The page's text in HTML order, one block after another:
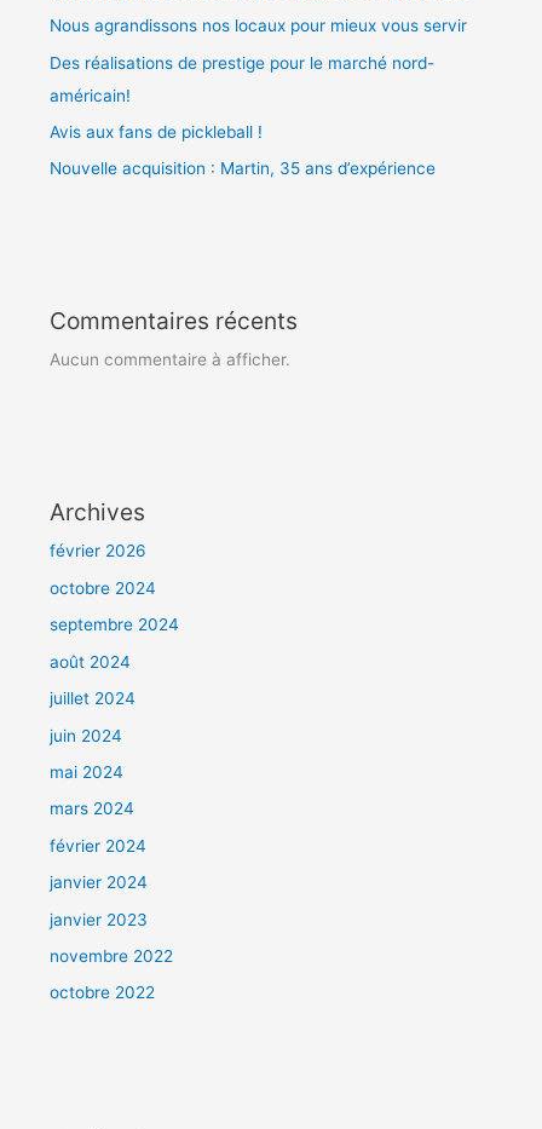
Nous agrandissons nos locaux pour mieux vous servir
Des réalisations de prestige pour le marché nord-
américain!
Avis aux fans de pickleball !
Nouvelle acquisition : Martin, 35 ans d’expérience
Commentaires récents
Aucun commentaire à afficher.
Archives
février 2026
octobre 2024
septembre 2024
août 2024
juillet 2024
juin 2024
mai 2024
mars 2024
février 2024
janvier 2024
janvier 2023
novembre 2022
octobre 2022